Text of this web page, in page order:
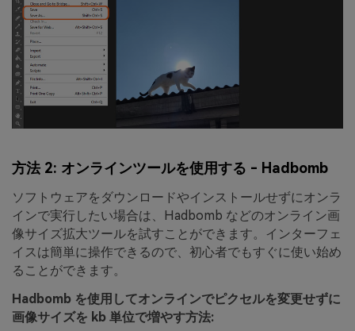
方法 2: オンラインツールを使用する - Hadbomb
ソフトウェアをダウンロードやインストールせずにオンラ
インで実行したい場合は、Hadbomb などのオンライン画
像サイズ拡大ツールを試すことができます。インターフェ
イスは簡単に操作できるので、初心者でもすぐに使い始め
ることができます。
Hadbomb を使用してオンラインでピクセルを変更せずに
画像サイズを kb 単位で増やす方法: